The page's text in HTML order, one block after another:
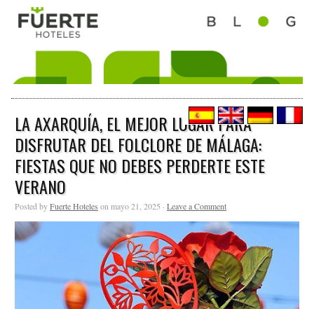
LA AXARQUÍA, EL MEJOR LUGAR PARA
DISFRUTAR DEL FOLCLORE DE MÁLAGA:
FIESTAS QUE NO DEBES PERDERTE ESTE
VERANO
Posted byFuerte Hoteles on mayo 21, 2025 · Leave a Comment